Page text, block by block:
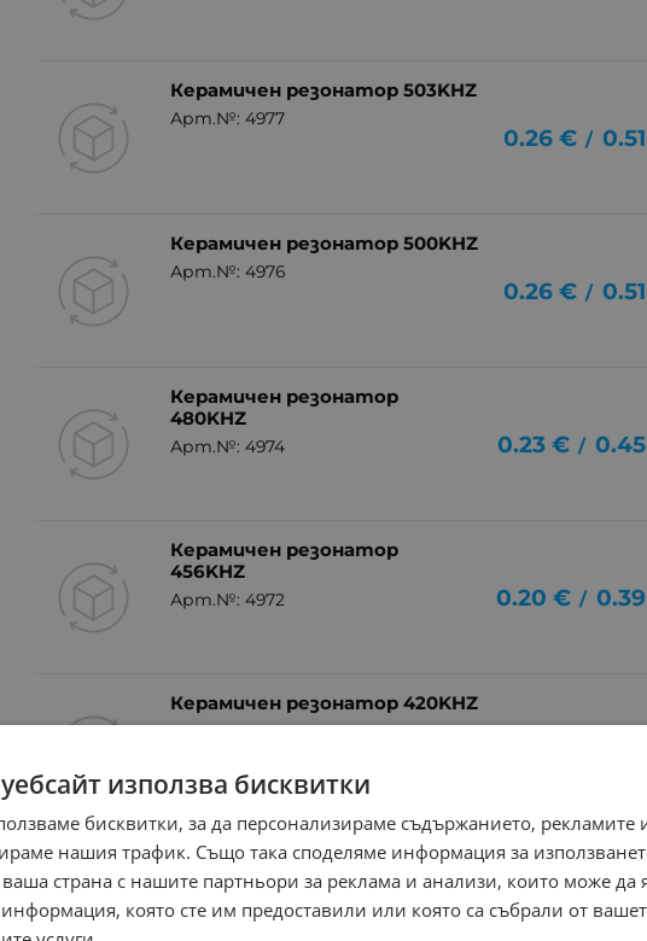
Керамичен резонатор 503KHZ
Арт.№: 4977
0.26 € / 0.51
Керамичен резонатор 500KHZ
Арт.№: 4976
0.26 € / 0.51
Керамичен резонатор
480KHZ
Арт.№: 4974 0.23 € / 0.45
Керамичен резонатор
456KHZ
Арт.№: 4972 0.20 € / 0.39
Керамичен резонатор 420KHZ
Арт.№: 4968
използва бисквитки
бисквитки, за да персонализираме съдържанието, рекламите
нашия трафик. Също така споделяме информация за
ваша страна с нашите партньори за реклама и анализи, които може да
информация, която сте им предоставили или която са събрали от